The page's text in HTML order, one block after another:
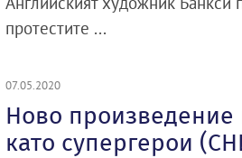
протестите ...
07.05.2020
Ново произведение
като супергерои